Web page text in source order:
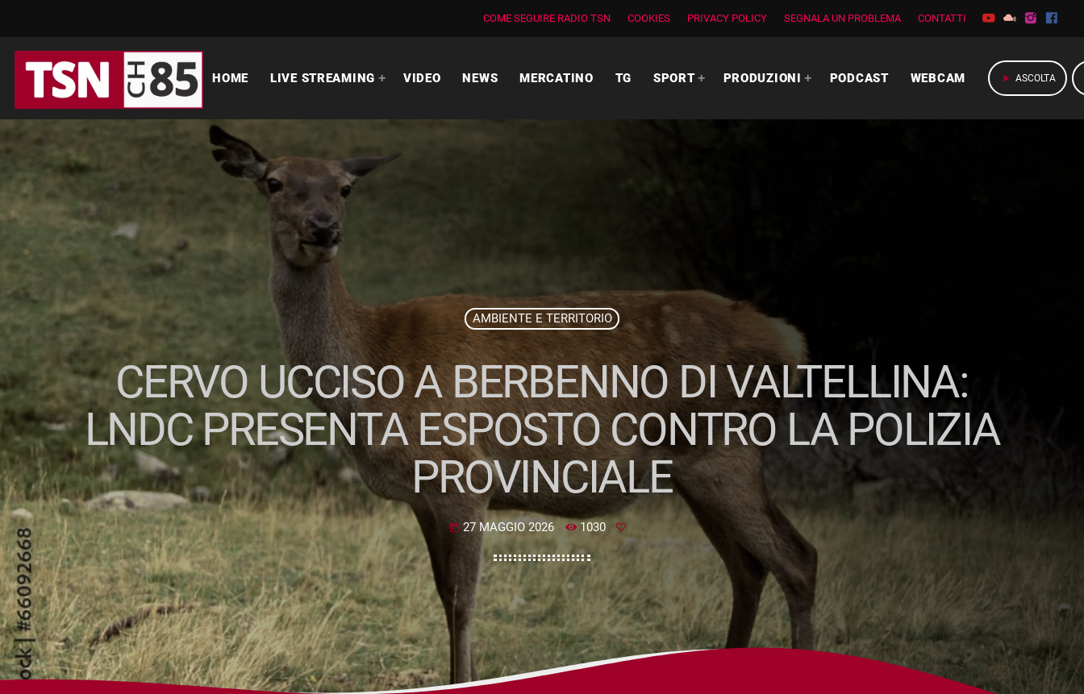
COME SEGUIRE RADIO TSN COOKIES PRIVACY POLICY SEGNALA UN PROBLEMA CONTATTI
HOME LIVE STREAMING VIDEO NEWS MERCATINO TG SPORT PRODUZIONI PODCAST WEBCAM play_arrow ASCOLTA
AMBIENTE E TERRITORIO
CERVO UCCISO A BERBENNO DI VALTELLINA:
LNDC PRESENTA ESPOSTO CONTRO LA POLIZIA
PROVINCIALE
today 27 MAGGIO 2026 1030